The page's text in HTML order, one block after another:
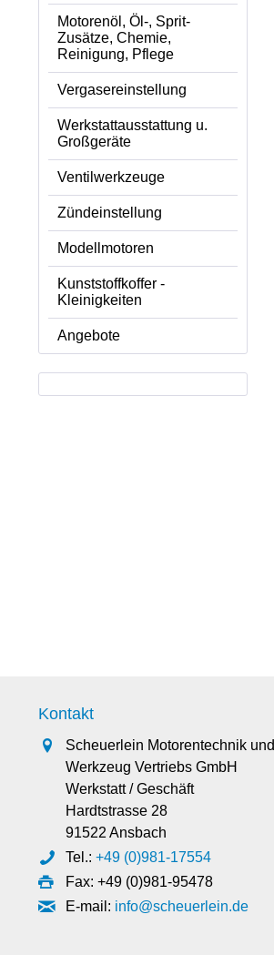
Motorenöl, Öl-, Sprit-
Zusätze, Chemie,
Reinigung, Pflege
Vergasereinstellung
Werkstattausstattung u.
Großgeräte
Ventilwerkzeuge
Zündeinstellung
Modellmotoren
Kunststoffkoffer -
Kleinigkeiten
Angebote
Kontakt
Scheuerlein Motorentechnik und
Werkzeug Vertriebs GmbH
Werkstatt / Geschäft
Hardtstrasse 28
91522 Ansbach
Tel.: +49 (0)981-17554
Fax: +49 (0)981-95478
E-mail: info@scheuerlein.de